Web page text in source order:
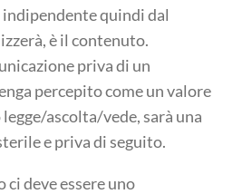
quindi dal
è il contenuto.
priva di un
percepito come un valore
ascolta/vede, sarà una
e priva di seguito.
deve essere uno